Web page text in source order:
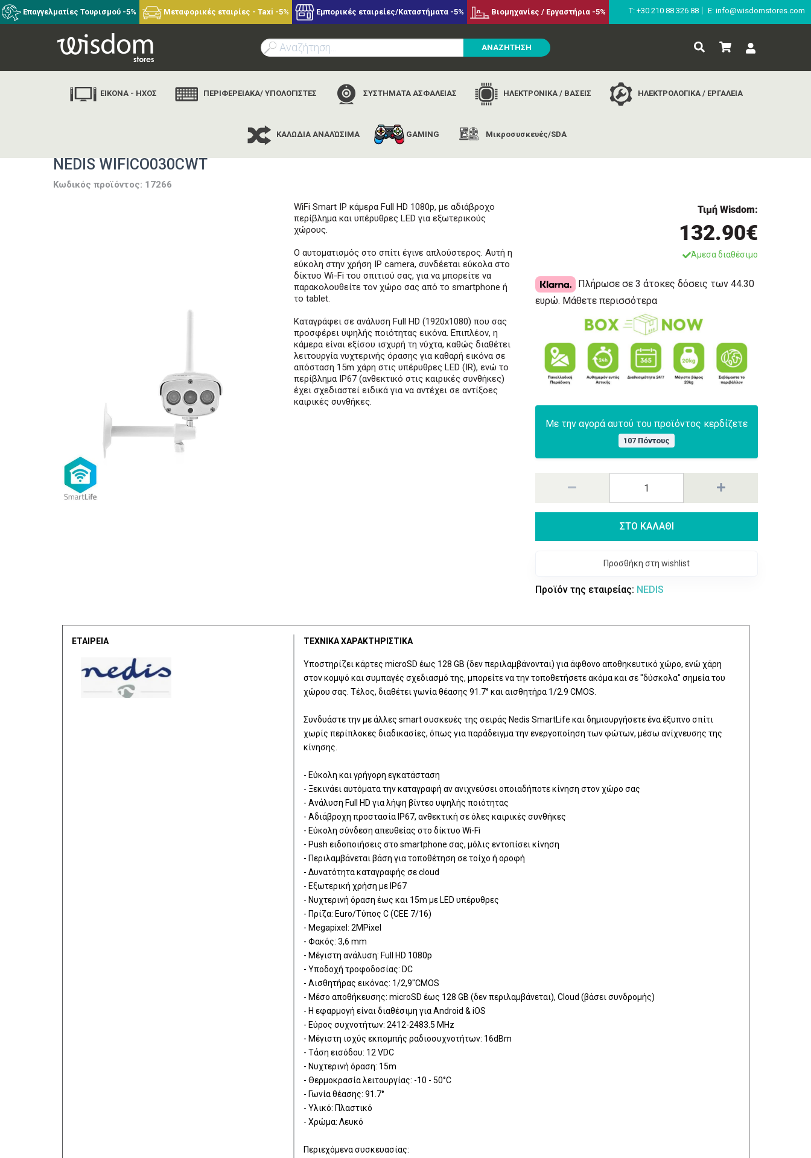
Επαγγελματίες Τουρισμού -5% Μεταφορικές εταιρίες - Taxi -5% Εμπορικές εταιρείες/Καταστήματα -5% Βιομηχανίες / Εργαστήρια -5% Τ: +30 210 88 326 88 E: info@wisdomstores.com
ΑΝΑΖΗΤΗΣΗ
ΕΙΚΟΝΑ - ΗΧΟΣ ΠΕΡΙΦΕΡΕΙΑΚΑ/ ΥΠΟΛΟΓΙΣΤΕΣ ΣΥΣΤΗΜΑΤΑ ΑΣΦΑΛΕΙΑΣ ΗΛΕΚΤΡΟΝΙΚΑ / ΒΑΣΕΙΣ ΗΛΕΚΤΡΟΛΟΓΙΚΑ / ΕΡΓΑΛΕΙΑ
ΚΑΛΩΔΙΑ ΑΝΑΛΏΣΙΜΑ GAMING Μικροσυσκευές/SDA
αρχική εταιρίες nedis nedis wifico030cwt
NEDIS WIFICO030CWT
Κωδικός προϊόντος: 17266
WiFi Smart IP κάμερα Full HD 1080p, με αδιάβροχο
περίβλημα και υπέρυθρες LED για εξωτερικούς
χώρους.
Ο αυτοματισμός στο σπίτι έγινε απλούστερος. Αυτή η
εύκολη στην χρήση IP camera, συνδέεται εύκολα στο
δίκτυο Wi-Fi του σπιτιού σας, για να μπορείτε να
παρακολουθείτε τον χώρο σας από το smartphone ή
το tablet.
Καταγράφει σε ανάλυση Full HD (1920x1080) που σας
προσφέρει υψηλής ποιότητας εικόνα. Επιπλέον, η
κάμερα είναι εξίσου ισχυρή τη νύχτα, καθώς διαθέτει
λειτουργία νυχτερινής όρασης για καθαρή εικόνα σε
απόσταση 15m χάρη στις υπέρυθρες LED (IR), ενώ το
περίβλημα IP67 (ανθεκτικό στις καιρικές συνθήκες)
έχει σχεδιαστεί ειδικά για να αντέχει σε αντίξοες
καιρικές συνθήκες.
Τιμή Wisdom:
132.90€
Άμεσα διαθέσιμο
Πλήρωσε σε 3 άτοκες δόσεις των 44.30
ευρώ. Μάθετε περισσότερα
Με την αγορά αυτού του προϊόντος κερδίζετε
107 Πόντους
ΣΤΟ ΚΑΛΑΘΙ
Προσθήκη στη wishlist
Προϊόν της εταιρείας: NEDIS
ΕΤΑΙΡΕΙΑ ΤΕΧΝΙΚΑ ΧΑΡΑΚΤΗΡΙΣΤΙΚΑ
Υποστηρίζει κάρτες microSD έως 128 GB (δεν περιλαμβάνονται) για άφθονο αποθηκευτικό χώρο, ενώ χάρη
στον κομψό και συμπαγές σχεδιασμό της, μπορείτε να την τοποθετήσετε ακόμα και σε "δύσκολα" σημεία του
χώρου σας. Τέλος, διαθέτει γωνία θέασης 91.7° και αισθητήρα 1/2.9 CMOS.
Συνδυάστε την με άλλες smart συσκευές της σειράς Nedis SmartLife και δημιουργήσετε ένα έξυπνο σπίτι
χωρίς περίπλοκες διαδικασίες, όπως για παράδειγμα την ενεργοποίηση των φώτων, μέσω ανίχνευσης της
κίνησης.
- Εύκολη και γρήγορη εγκατάσταση
- Ξεκινάει αυτόματα την καταγραφή αν ανιχνεύσει οποιαδήποτε κίνηση στον χώρο σας
- Ανάλυση Full HD για λήψη βίντεο υψηλής ποιότητας
- Αδιάβροχη προστασία IP67, ανθεκτική σε όλες καιρικές συνθήκες
- Εύκολη σύνδεση απευθείας στο δίκτυο Wi-Fi
- Push ειδοποιήσεις στο smartphone σας, μόλις εντοπίσει κίνηση
- Περιλαμβάνεται βάση για τοποθέτηση σε τοίχο ή οροφή
- Δυνατότητα καταγραφής σε cloud
- Εξωτερική χρήση με IP67
- Νυχτερινή όραση έως και 15m με LED υπέρυθρες
- Πρίζα: Euro/Τύπος C (CEE 7/16)
- Megapixel: 2MPixel
- Φακός: 3,6 mm
- Μέγιστη ανάλυση: Full HD 1080p
- Υποδοχή τροφοδοσίας: DC
- Αισθητήρας εικόνας: 1/2,9"CMOS
- Μέσο αποθήκευσης: microSD έως 128 GB (δεν περιλαμβάνεται), Cloud (βάσει συνδρομής)
- Η εφαρμογή είναι διαθέσιμη για Android & iOS
- Εύρος συχνοτήτων: 2412-2483.5 MHz
- Μέγιστη ισχύς εκπομπής ραδιοσυχνοτήτων: 16dBm
- Τάση εισόδου: 12 VDC
- Νυχτερινή όραση: 15m
- Θερμοκρασία λειτουργίας: -10 - 50°C
- Γωνία θέασης: 91.7°
- Υλικό: Πλαστικό
- Χρώμα: Λευκό
Περιεχόμενα συσκευασίας: